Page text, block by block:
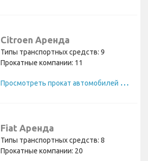
Citroen Аренда
Типы транспортных средств: 9
Прокатные компании: 11
П
росмотреть прокат автомобилей Citroen
Fiat Аренда
Типы транспортных средств: 8
Прокатные компании: 20